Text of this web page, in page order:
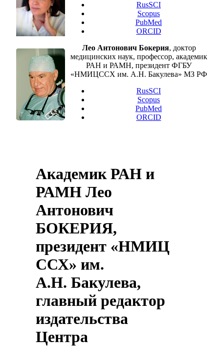
RusSCI
Scopus
PubMed
ORCID
Лео Антонович Бокерия, доктор
медицинских наук, профессор, академик
РАН и РАМН, президент ФГБУ
«НМИЦССХ им. А.Н. Бакулева» МЗ РФ
RusSCI
Scopus
PubMed
ORCID
Академик РАН и
РАМН Лео
Антонович
БОКЕРИЯ,
президент «НМИЦ
ССХ» им.
А.Н. Бакулева,
главный редактор
издательства
Центра